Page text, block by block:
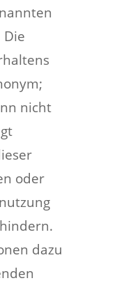
nicht
oder
dazu